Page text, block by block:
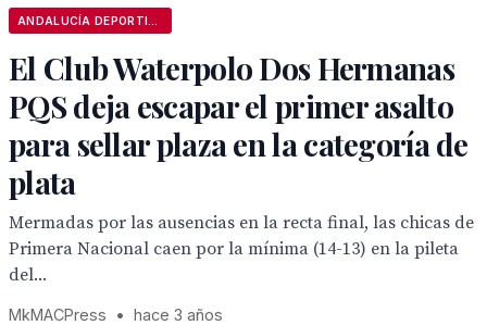
El Club Waterpolo Dos Hermanas
PQS deja escapar el primer asalto
para sellar plaza en la categoría de
plata
Mermadas por las ausencias en la recta final, las chicas de
Primera Nacional caen por la mínima (14-13) en la pileta
del...
MkMACPress • hace 3 años